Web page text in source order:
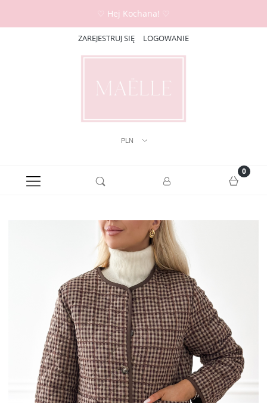
♡ Hej Kochana! ♡
ZAREJESTRUJ SIĘ LOGOWANIE